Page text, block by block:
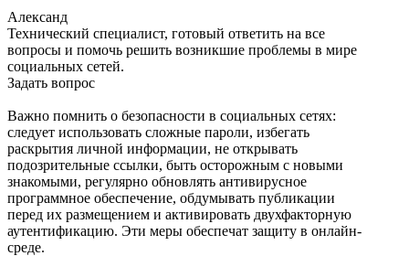
Александ
Технический специалист, готовый ответить на все
вопросы и помочь решить возникшие проблемы в мире
социальных сетей.
Задать вопрос
Важно помнить о безопасности в социальных сетях:
следует использовать сложные пароли, избегать
раскрытия личной информации, не открывать
подозрительные ссылки, быть осторожным с новыми
знакомыми, регулярно обновлять антивирусное
программное обеспечение, обдумывать публикации
перед их размещением и активировать двухфакторную
аутентификацию. Эти меры обеспечат защиту в онлайн-
среде.